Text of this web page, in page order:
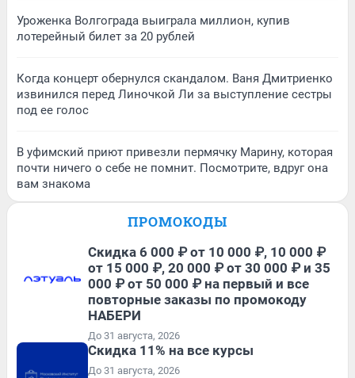
Уроженка Волгограда выиграла миллион, купив
лотерейный билет за 20 рублей
Когда концерт обернулся скандалом. Ваня Дмитриенко
извинился перед Линочкой Ли за выступление сестры
под ее голос
В уфимский приют привезли пермячку Марину, которая
почти ничего о себе не помнит. Посмотрите, вдруг она
вам знакома
ПРОМОКОДЫ
Скидка 6 000 ₽ от 10 000 ₽, 10 000 ₽
от 15 000 ₽, 20 000 ₽ от 30 000 ₽ и 35
000 ₽ от 50 000 ₽ на первый и все
повторные заказы по промокоду
НАБЕРИ
До 31 августа, 2026
Скидка 11% на все курсы
До 31 августа, 2026